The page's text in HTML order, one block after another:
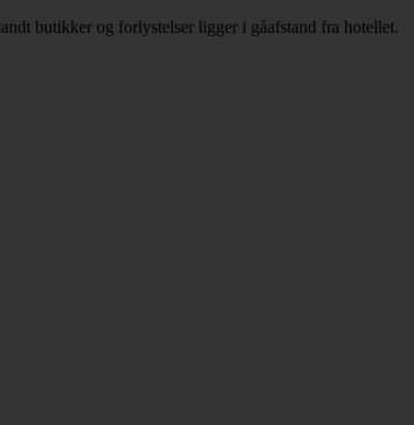
butikker og forlystelser ligger i gåafstand fra hotellet.